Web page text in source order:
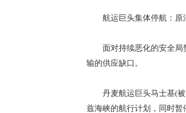
航运巨头集体停航：原
面对持续恶化的安全局势
输的供应缺口。
丹麦航运巨头马士基(被
兹海峡的航行计划，同时